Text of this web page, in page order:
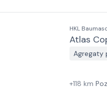
HKL
Atlas
Agregaty
+118 km